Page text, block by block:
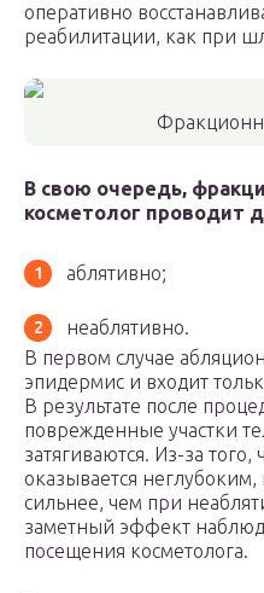
оперативно
реабилитации, как при
В свою очередь,
косметолог проводит
аблятивно;
неаблятивно.
В первом случае
эпидермис и входит
В результате после
поврежденные участки
затягиваются. Из-за того,
оказывается неглубоким,
сильнее, чем при
заметный эффект
посещения косметолога.